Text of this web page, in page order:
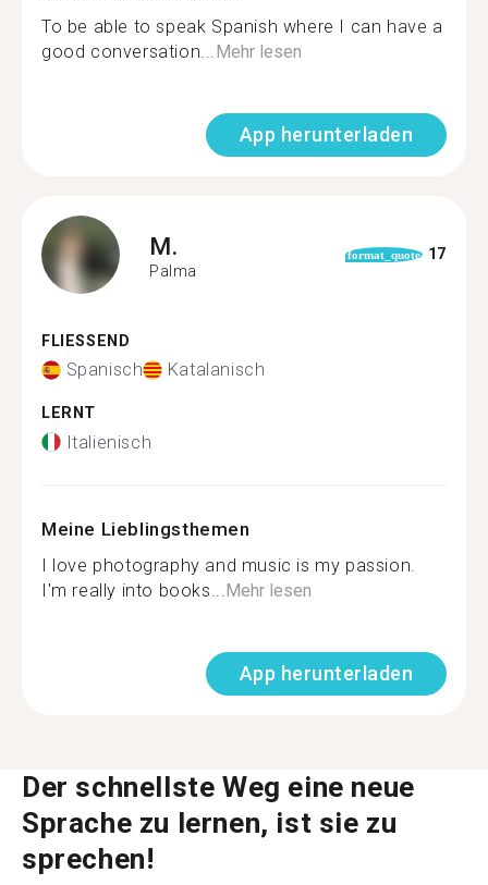
To be able to speak Spanish where I can have a
good conversation... Mehr lesen
App herunterladen
M.
Palma
format_quote 17
FLIESSEND
Spanisch Katalanisch
LERNT
Italienisch
Meine Lieblingsthemen
I love photography and music is my passion.
I'm really into books... Mehr lesen
App herunterladen
Der schnellste Weg eine neue
Sprache zu lernen, ist sie zu
sprechen!